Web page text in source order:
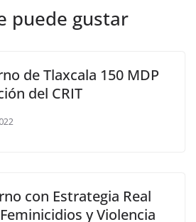
puede gustar
de Tlaxcala 150 MDP
del CRIT
con Estrategia Real
y Violencia